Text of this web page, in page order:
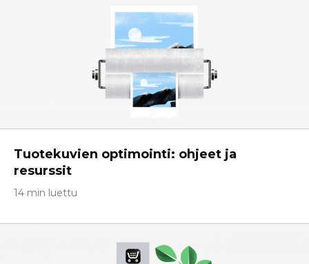
Tuotekuvien optimointi: ohjeet ja
resurssit
14 min luettu